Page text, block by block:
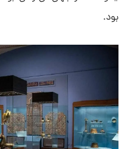
بود.